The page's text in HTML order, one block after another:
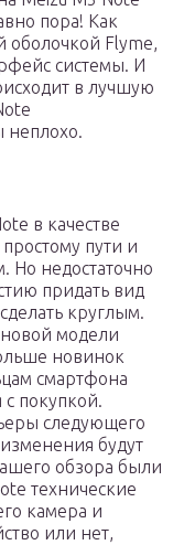
пора! Как
оболочкой Flyme,
системы. И
в лучшую
неплохо.
в качестве
пути и
Но недостаточно
придать вид
круглым.
модели
новинок
смартфона
с покупкой.
следующего
будут
обзора были
технические
камера и
или нет,